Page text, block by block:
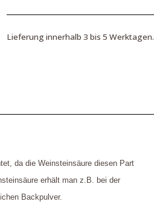
Lieferung innerhalb 3 bis 5 Werktagen.
da die Weinsteinsäure diesen Part
erhält man z.B. bei der
Backpulver.